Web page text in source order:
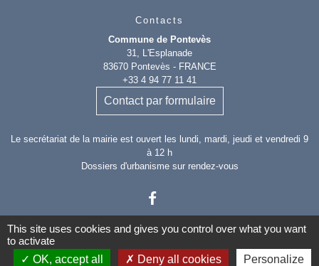
Contacts
Commune de Pontevès
31, L'Esplanade
83670 Pontevès - FRANCE
+33 4 94 77 11 41
Contact par formulaire
Le secrétariat de la mairie est ouvert les lundi, mardi, jeudi et vendredi 9
à 12 h
Dossiers d'urbanisme sur rendez-vous
This site uses cookies and gives you control over what you want
to activate
OK, accept all
Deny all cookies Personalize